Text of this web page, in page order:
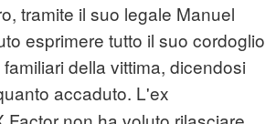
tramite il suo legale Manuel
esprimere tutto il suo cordoglio
della vittima, dicendosi
accaduto. L'ex